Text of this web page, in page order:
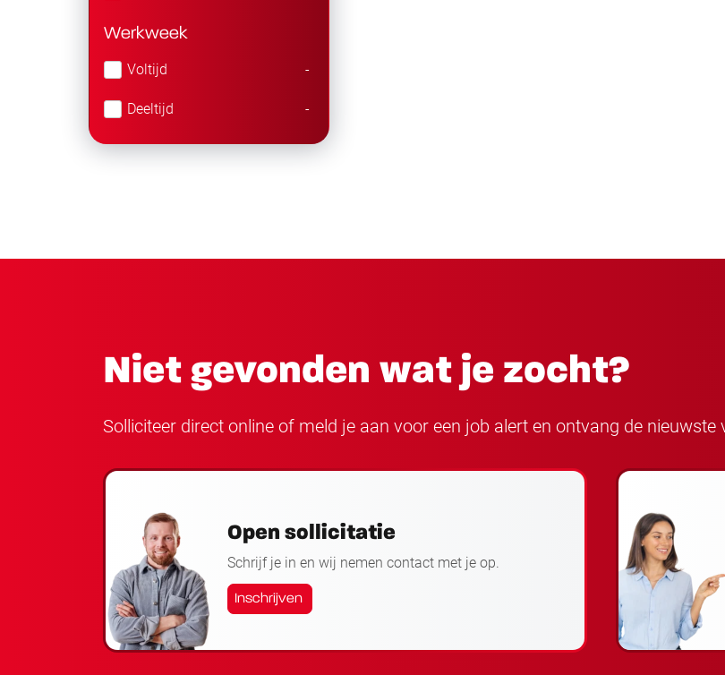
Werkweek
Voltijd -
Deeltijd -
Niet gevonden wat je zocht?
Solliciteer direct online of meld je aan voor een job alert en ontvang de nieuwste
Open sollicitatie
Schrijf je in en wij nemen contact met je op.
Inschrijven